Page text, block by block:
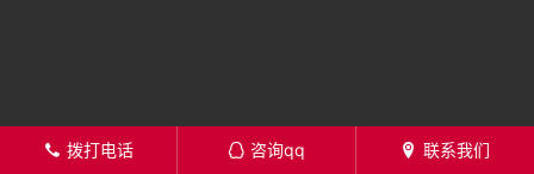
󦁁 拨打电话 󦊱 咨询qq 󦄡 联系我们